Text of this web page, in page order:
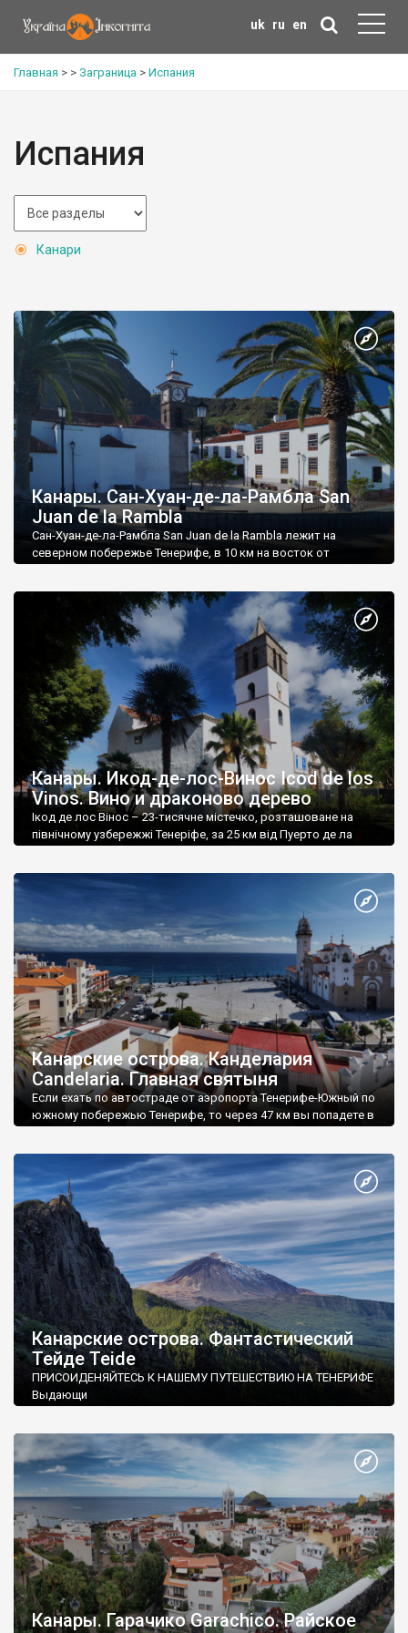
uk ru en
Главная > > Заграница > Испания
Испания
Канари
Канары. Сан-Хуан-де-ла-Рамбла San
Juan de la Rambla
Сан-Хуан-де-ла-Рамбла San Juan de la Rambla лежит на
северном побережье Тенерифе, в 10 км на восток от
Канары. Икод-де-лос-Винос Icod de los
Vinos. Вино и драконово дерево
Ікод де лос Вінос – 23-тисячне містечко, розташоване на
північному узбережжі Тенеріфе, за 25 км від Пуерто де ла
Канарские острова. Канделария
Candelaria. Главная святыня
Если ехать по автостраде от аэропорта Тенерифе-Южный по
южному побережью Тенерифе, то через 47 км вы попадете в
Канарские острова. Фантастический
Тейде Teide
ПРИСОИДЕНЯЙТЕСЬ К НАШЕМУ ПУТЕШЕСТВИЮ НА ТЕНЕРИФЕ
Выдающи
Канары. Гарачико Garachico. Райское